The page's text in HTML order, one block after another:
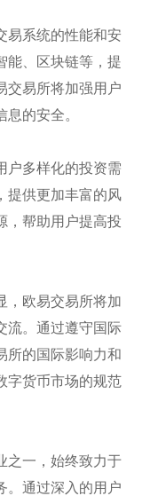
易系统的性能和安
能、区块链等，提
交易所将加强用户
的安全。
户多样化的投资需
提供更加丰富的风
，帮助用户提高投
，欧易交易所将加
流。通过遵守国际
所的国际影响力和
字货币市场的规范
之一，始终致力于
。通过深入的用户